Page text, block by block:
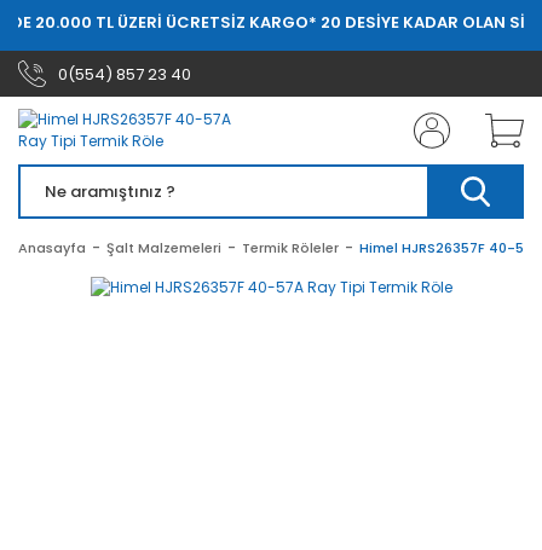
20.000 TL ÜZERİ ÜCRETSİZ KARGO* 20 DESİYE KADAR OLAN
0(554) 857 23 40
Anasayfa Şalt Malzemeleri Termik Röleler Himel HJRS26357F 40-